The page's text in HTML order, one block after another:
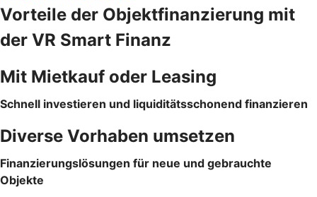
Vorteile der Objektfinanzierung mit
der VR Smart Finanz
Mit Mietkauf oder Leasing
Schnell investieren und liquiditätsschonend finanzieren
Diverse Vorhaben umsetzen
Finanzierungslösungen für neue und gebrauchte
Objekte